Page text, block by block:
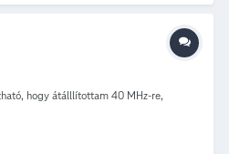
ha a modem picit le van kapcsolva, de
hogy átálllítottam 40 MHz-re,